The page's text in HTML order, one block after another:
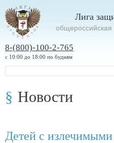
Лига
oбщероссийская
8-(800)-100-2-765
с 10:00 до 18:00 по будням
Новости
Детей с